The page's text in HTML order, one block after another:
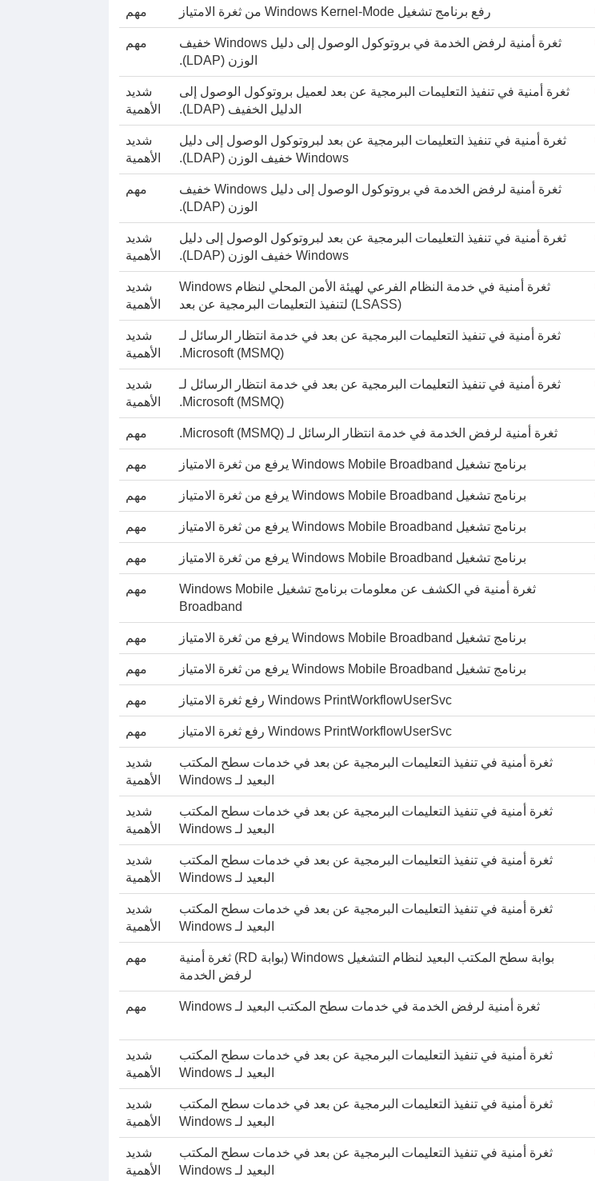
رفع برنامج تشغيل Windows Kernel-Mode من ثغرة الامتياز مهم
ثغرة أمنية لرفض الخدمة في بروتوكول الوصول إلى دليل Windows خفيف
الوزن (LDAP).
مهم
ثغرة أمنية في تنفيذ التعليمات البرمجية عن بعد لعميل بروتوكول الوصول إلى
الدليل الخفيف (LDAP).
شديد
الأهمية
ثغرة أمنية في تنفيذ التعليمات البرمجية عن بعد لبروتوكول الوصول إلى دليل
Windows خفيف الوزن (LDAP).
شديد
الأهمية
ثغرة أمنية لرفض الخدمة في بروتوكول الوصول إلى دليل Windows خفيف
الوزن (LDAP).
مهم
ثغرة أمنية في تنفيذ التعليمات البرمجية عن بعد لبروتوكول الوصول إلى دليل
Windows خفيف الوزن (LDAP).
شديد
الأهمية
ثغرة أمنية في خدمة النظام الفرعي لهيئة الأمن المحلي لنظام Windows
(LSASS) لتنفيذ التعليمات البرمجية عن بعد
شديد
الأهمية
ثغرة أمنية في تنفيذ التعليمات البرمجية عن بعد في خدمة انتظار الرسائل لـ
Microsoft (MSMQ).
شديد
الأهمية
ثغرة أمنية في تنفيذ التعليمات البرمجية عن بعد في خدمة انتظار الرسائل لـ
Microsoft (MSMQ).
شديد
الأهمية
ثغرة أمنية لرفض الخدمة في خدمة انتظار الرسائل لـ Microsoft (MSMQ). مهم
برنامج تشغيل Windows Mobile Broadband يرفع من ثغرة الامتياز مهم
برنامج تشغيل Windows Mobile Broadband يرفع من ثغرة الامتياز مهم
برنامج تشغيل Windows Mobile Broadband يرفع من ثغرة الامتياز مهم
برنامج تشغيل Windows Mobile Broadband يرفع من ثغرة الامتياز مهم
ثغرة أمنية في الكشف عن معلومات برنامج تشغيل Windows Mobile
Broadband
مهم
برنامج تشغيل Windows Mobile Broadband يرفع من ثغرة الامتياز مهم
برنامج تشغيل Windows Mobile Broadband يرفع من ثغرة الامتياز مهم
Windows PrintWorkflowUserSvc رفع ثغرة الامتياز مهم
Windows PrintWorkflowUserSvc رفع ثغرة الامتياز مهم
ثغرة أمنية في تنفيذ التعليمات البرمجية عن بعد في خدمات سطح المكتب
البعيد لـ Windows
شديد
الأهمية
ثغرة أمنية في تنفيذ التعليمات البرمجية عن بعد في خدمات سطح المكتب
البعيد لـ Windows
شديد
الأهمية
ثغرة أمنية في تنفيذ التعليمات البرمجية عن بعد في خدمات سطح المكتب
البعيد لـ Windows
شديد
الأهمية
ثغرة أمنية في تنفيذ التعليمات البرمجية عن بعد في خدمات سطح المكتب
البعيد لـ Windows
شديد
الأهمية
بوابة سطح المكتب البعيد لنظام التشغيل Windows (بوابة RD) ثغرة أمنية
لرفض الخدمة
مهم
ثغرة أمنية لرفض الخدمة في خدمات سطح المكتب البعيد لـ Windows مهم
ثغرة أمنية في تنفيذ التعليمات البرمجية عن بعد في خدمات سطح المكتب
البعيد لـ Windows
شديد
الأهمية
ثغرة أمنية في تنفيذ التعليمات البرمجية عن بعد في خدمات سطح المكتب
البعيد لـ Windows
شديد
الأهمية
ثغرة أمنية في تنفيذ التعليمات البرمجية عن بعد في خدمات سطح المكتب
البعيد لـ Windows
شديد
الأهمية